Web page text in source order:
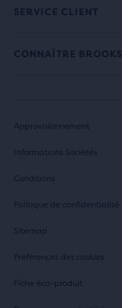
SERVICE CLIENT
CONNAÎTRE BROOKS
Approvisionnement
Informations Sociétés
Conditions
Politique de confidentialité
Sitemap
Préférences des cookies
Fiche éco-produit